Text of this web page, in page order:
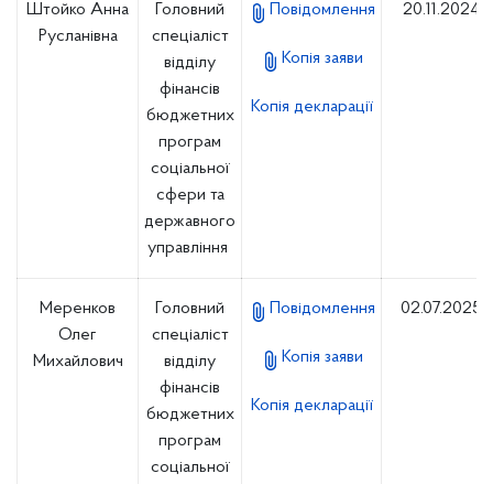
Штойко Анна
Русланівна
Головний
спеціаліст
відділу
фінансів
бюджетних
програм
соціальної
сфери та
державного
управління
Повідомлення
Копія заяви
Копія декларації
20.11.2024
Меренков
Олег
Михайлович
Головний
спеціаліст
відділу
фінансів
бюджетних
програм
соціальної
Повідомлення
Копія заяви
Копія декларації
02.07.2025